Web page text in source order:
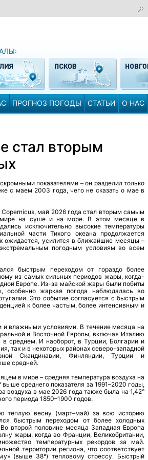
ПРОГНОЗ ПОГОДЫ СТАТЬИ О НАС
стал вторым
показателями – он разделил только
с маем 2003 года, чего не сказать о мае в
май 2026 года стал вторым самым
на суше и на море. В этом месяце в
исключительно высокие температуры
части Тихого океана продолжается
ожидается, усилится в ближайшие месяцы –
погодным условиям во всем
быстрым переходом от гораздо более
из самых сильных периодов жары, когда-
Европе. Из-за майской жары были побиты
особенно жаркая погода наблюдалась во
Это событие согласуется с быстрым
к более частым, более интенсивным и
влажными условиями. В течение месяца на
и Восточной Европы, включая Италию
среднем. И наоборот, в Турции, Болгарии и
так и в некоторых районах северо-западной
Скандинавии, Финляндии, Турции и
средней.
в мире – средняя температура воздуха на
выше среднего показателя за 1991–2020 годы,
воздуха в мае 2026 года также была на 1,42°
периода 1850–1900 годов.
тёплую весну (март–май) за всю историю
быстрым переходом от более холодных
второй половине месяца Западная Европа
жары, когда во Франции, Великобритании,
температурных рекордов за май.
территории региона, что соответствует
(выше 38°) тепловому стрессу. Быстрый